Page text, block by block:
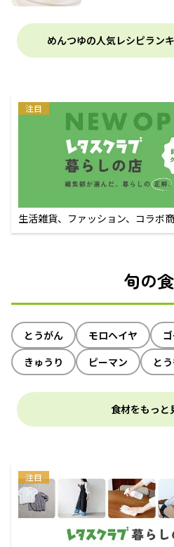
めんつゆの人気レシピラン
注目
生活雑貨、ファッション、コラボ
えるECサイト
旬の
とうがん モロヘイヤ
きゅうり
ピーマン と
食材をもっと
注目